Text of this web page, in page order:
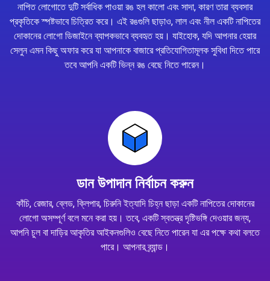
নাপিত লোগোতে দুটি সর্বাধিক পাওয়া রঙ হল কালো এবং সাদা, কারণ তারা ব্যবসার
প্রকৃতিকে স্পষ্টভাবে চিত্রিত করে। এই রঙগুলি ছাড়াও, লাল এবং নীল একটি নাপিতের
দোকানের লোগো ডিজাইনে ব্যাপকভাবে ব্যবহৃত হয়। যাইহোক, যদি আপনার হেয়ার
সেলুন এমন কিছু অফার করে যা আপনাকে বাজারে প্রতিযোগিতামূলক সুবিধা দিতে পারে
তবে আপনি একটি ভিন্ন রঙ বেছে নিতে পারেন।
ডান উপাদান নির্বাচন করুন
কাঁচি, রেজার, ব্লেড, ক্লিপার, চিরুনি ইত্যাদি চিহ্ন ছাড়া একটি নাপিতের দোকানের
লোগো অসম্পূর্ণ বলে মনে করা হয়। তবে, একটি স্বতন্ত্র দৃষ্টিভঙ্গি দেওয়ার জন্য,
আপনি চুল বা দাড়ির আকৃতির আইকনগুলিও বেছে নিতে পারেন যা এর পক্ষে কথা বলতে
পারে। আপনার ব্র্যান্ড।